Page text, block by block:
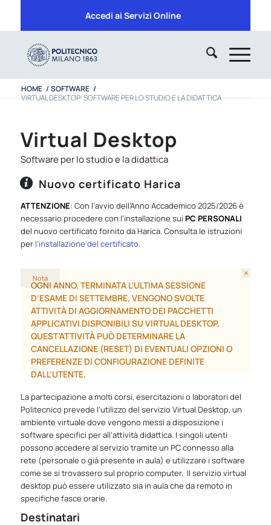
Accedi ai Servizi Online
HOME / SOFTWARE /
VIRTUAL DESKTOP: SOFTWARE PER LO STUDIO E LA DIDATTICA
Virtual Desktop
Software per lo studio e la didattica
Nuovo certificato Harica
ATTENZIONE: Con l’avvio dell’Anno Accademico 2025/2026 è
necessario procedere con l’installazione sui PC PERSONALI
del nuovo certificato fornito da Harica. Consulta le istruzioni
per l’installazione del certificato.
Nota
OGNI ANNO, TERMINATA L’ULTIMA SESSIONE
D’ESAME DI SETTEMBRE, VENGONO SVOLTE
ATTIVITÀ DI AGGIORNAMENTO DEI PACCHETTI
APPLICATIVI DISPONIBILI SU VIRTUAL DESKTOP.
QUEST’ATTIVITÀ PUÒ DETERMINARE LA
CANCELLAZIONE (RESET) DI EVENTUALI OPZIONI O
PREFERENZE DI CONFIGURAZIONE DEFINITE
DALL’UTENTE.
×
La partecipazione a molti corsi, esercitazioni o laboratori del
Politecnico prevede l’utilizzo del servizio Virtual Desktop, un
ambiente virtuale dove vengono messi a disposizione i
software specifici per all’attività didattica. I singoli utenti
possono accedere al servizio tramite un PC connesso alla
rete (personale o già presente in aula) e utilizzare i software
come se si trovassero sul proprio computer. Il servizio virtual
desktop può essere utilizzato sia in aula che da remoto in
specifiche fasce orarie.
Destinatari